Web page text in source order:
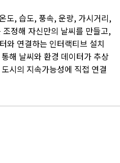
도, 습도, 풍속, 운량, 가시거리,
정해 자신만의 날씨를 만들고,
와 연결하는 인터랙티브 설치
해 날씨와 환경 데이터가 추상
시의 지속가능성에 직접 연결